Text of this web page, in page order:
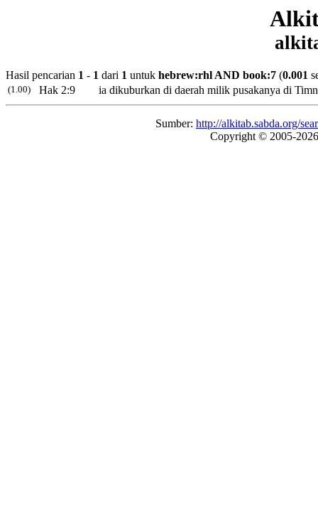
Hasil pencarian 1 - 1 dari 1 untuk hebrew:rhl AND book:7 (0.001
(1.00) Hak 2:9 ia dikuburkan di daerah milik pusakanya di
Sumber: http://alkitab.sabda.org/
Copyright © 2005-